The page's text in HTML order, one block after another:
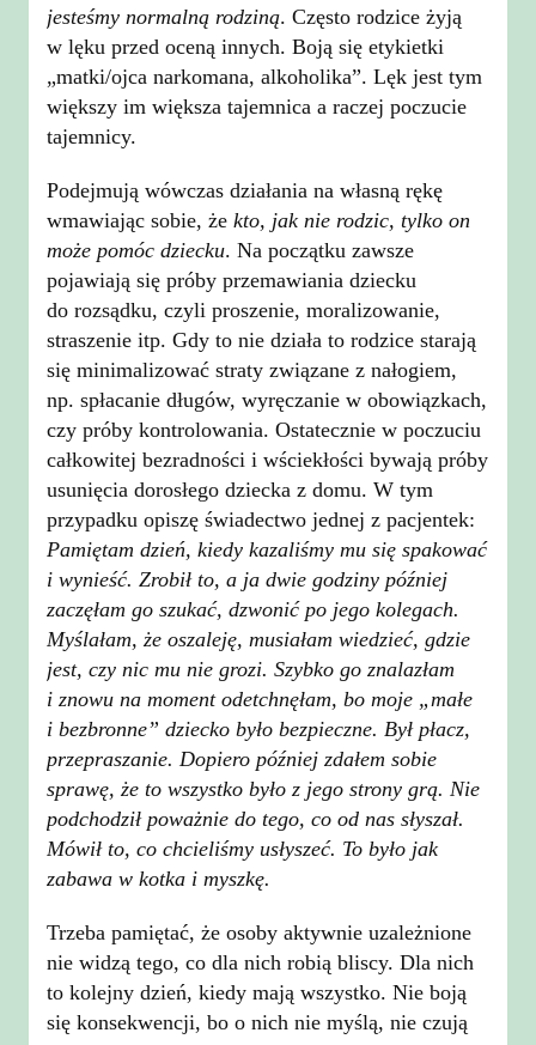
jesteśmy normalną rodziną. Często rodzice żyją
w lęku przed oceną innych. Boją się etykietki
„matki/ojca narkomana, alkoholika”. Lęk jest tym
większy im większa tajemnica a raczej poczucie
tajemnicy.
Podejmują wówczas działania na własną rękę
wmawiając sobie, że kto, jak nie rodzic, tylko on
może pomóc dziecku. Na początku zawsze
pojawiają się próby przemawiania dziecku
do rozsądku, czyli proszenie, moralizowanie,
straszenie itp. Gdy to nie działa to rodzice starają
się minimalizować straty związane z nałogiem,
np. spłacanie długów, wyręczanie w obowiązkach,
czy próby kontrolowania. Ostatecznie w poczuciu
całkowitej bezradności i wściekłości bywają próby
usunięcia dorosłego dziecka z domu. W tym
przypadku opiszę świadectwo jednej z pacjentek:
Pamiętam dzień, kiedy kazaliśmy mu się spakować
i wynieść. Zrobił to, a ja dwie godziny później
zaczęłam go szukać, dzwonić po jego kolegach.
Myślałam, że oszaleję, musiałam wiedzieć, gdzie
jest, czy nic mu nie grozi. Szybko go znalazłam
i znowu na moment odetchnęłam, bo moje „małe
i bezbronne” dziecko było bezpieczne. Był płacz,
przepraszanie. Dopiero później zdałem sobie
sprawę, że to wszystko było z jego strony grą. Nie
podchodził poważnie do tego, co od nas słyszał.
Mówił to, co chcieliśmy usłyszeć. To było jak
zabawa w kotka i myszkę.
Trzeba pamiętać, że osoby aktywnie uzależnione
nie widzą tego, co dla nich robią bliscy. Dla nich
to kolejny dzień, kiedy mają wszystko. Nie boją
się konsekwencji, bo o nich nie myślą, nie czują